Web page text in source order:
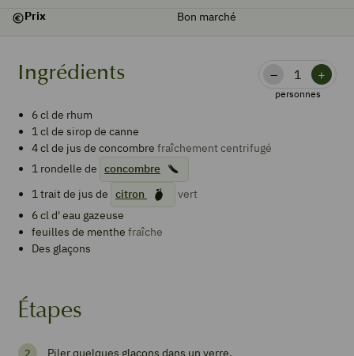
Prix
Bon marché
Étapes
Piler quelques glaçons dans un verre.
Ingrédients – +
personnes
6cl de rhum
1cl de sirop de canne
4cl de jus de concombre fraîchement centrifugé
1 rondelle de concombre
1trait de jus de citron
vert
6cl d'eau gazeuse
feuilles de menthe fraîche
Des glaçons